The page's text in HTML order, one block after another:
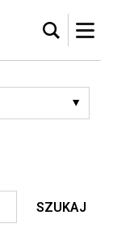
SZUKAJ